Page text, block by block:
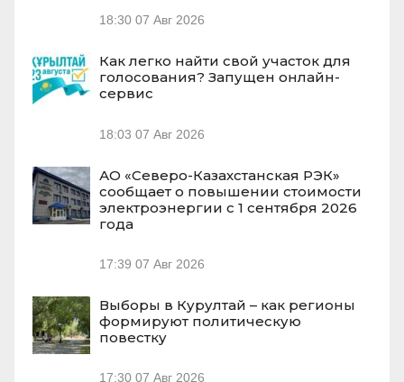
18:30 07 Авг 2026
Как легко найти свой участок для
голосования? Запущен онлайн-
сервис
18:03 07 Авг 2026
АО «Северо-Казахстанская РЭК»
сообщает о повышении стоимости
электроэнергии с 1 сентября 2026
года
17:39 07 Авг 2026
Выборы в Курултай – как регионы
формируют политическую
повестку
17:30 07 Авг 2026